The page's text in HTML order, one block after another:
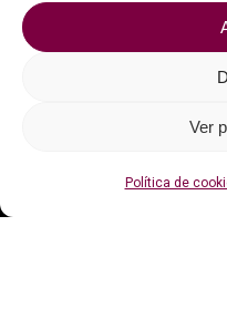
Ver
Política de
Contacto
Política de privacidad
Con el apoyo de